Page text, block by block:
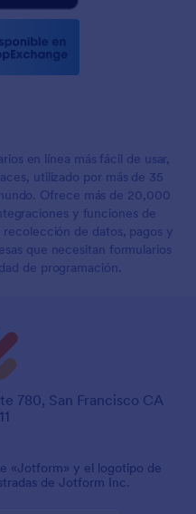
en línea más fácil de usar,
utilizado por más de 35
Ofrece más de 20,000
y funciones de
de datos, pagos y
que necesitan formularios
de programación.
780, San Francisco CA
«Jotform» y el logotipo de
de Jotform Inc.